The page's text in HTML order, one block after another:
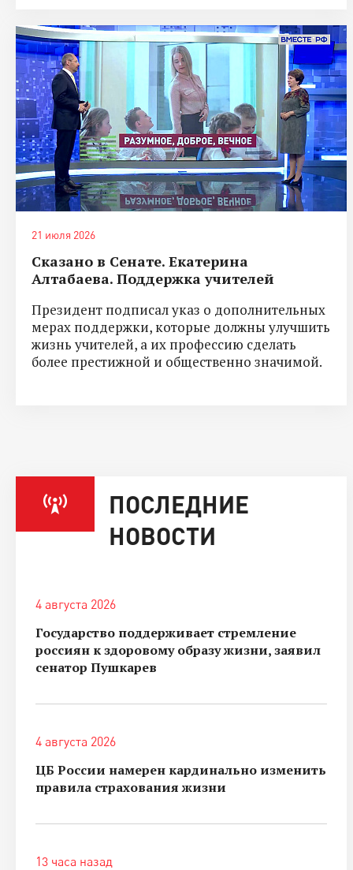
21 июля 2026
Сказано в Сенате. Екатерина
Алтабаева. Поддержка учителей
Президент подписал указ о дополнительных
мерах поддержки, которые должны улучшить
жизнь учителей, а их профессию сделать
более престижной и общественно значимой.
ПОСЛЕДНИЕ
НОВОСТИ
4 августа 2026
Государство поддерживает стремление
россиян к здоровому образу жизни, заявил
сенатор Пушкарев
4 августа 2026
ЦБ России намерен кардинально изменить
правила страхования жизни
13 часа назад